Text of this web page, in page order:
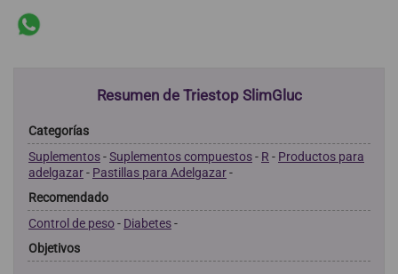
Resumen de Triestop SlimGluc
Categorías
Suplementos-Suplementos compuestos- R - Productos para
adelgazar- Pastillas para Adelgazar-
Recomendado
Control de peso- Diabetes-
Objetivos